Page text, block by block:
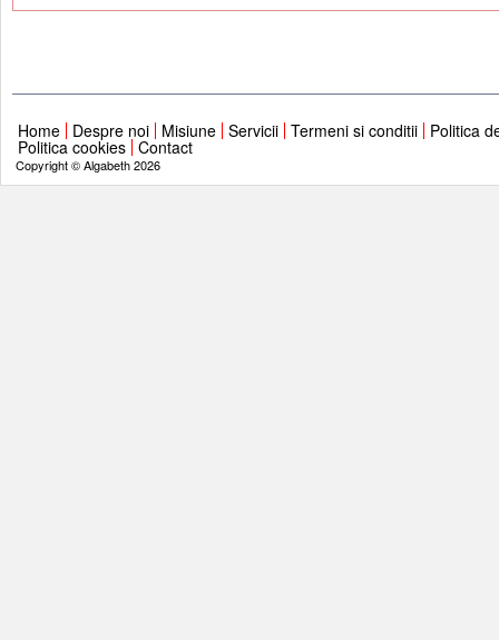
Home Despre noi Misiune Servicii Termeni si conditii Politica
Politica cookies Contact
Copyright © Algabeth 2026